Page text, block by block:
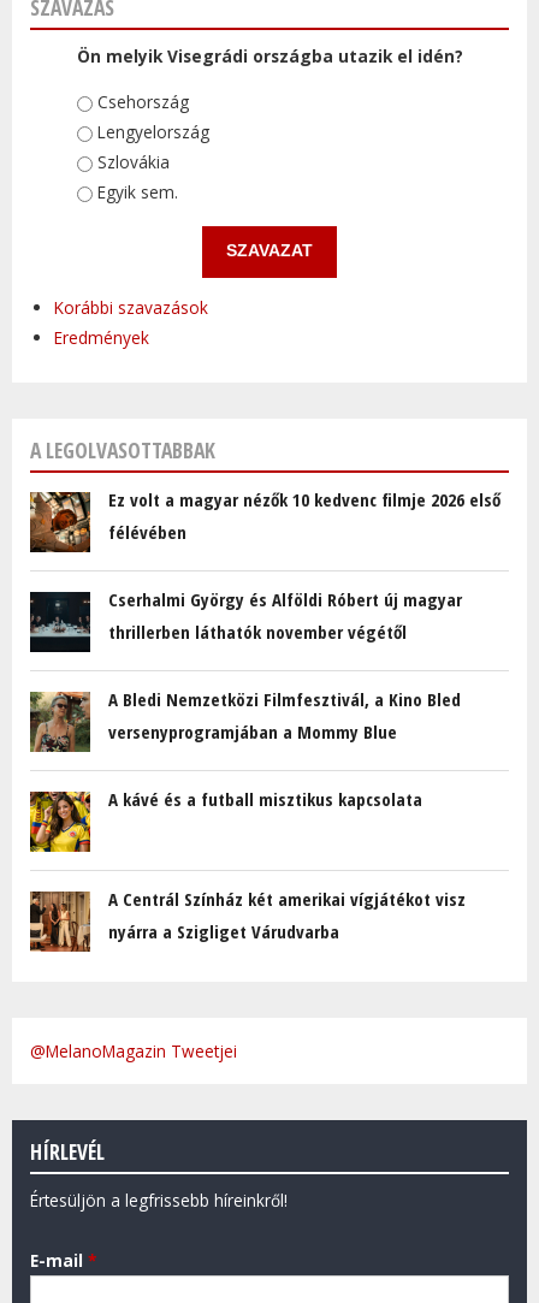
SZAVAZÁS
Ön melyik Visegrádi országba utazik el idén?
Választások
Csehország
Lengyelország
Szlovákia
Egyik sem.
Korábbi szavazások
Eredmények
A LEGOLVASOTTABBAK
Ez volt a magyar nézők 10 kedvenc filmje 2026 első
félévében
Cserhalmi György és Alföldi Róbert új magyar
thrillerben láthatók november végétől
A Bledi Nemzetközi Filmfesztivál, a Kino Bled
versenyprogramjában a Mommy Blue
A kávé és a futball misztikus kapcsolata
A Centrál Színház két amerikai vígjátékot visz
nyárra a Szigliget Várudvarba
@MelanoMagazin Tweetjei
HÍRLEVÉL
Értesüljön a legfrissebb híreinkről!
E-mail *